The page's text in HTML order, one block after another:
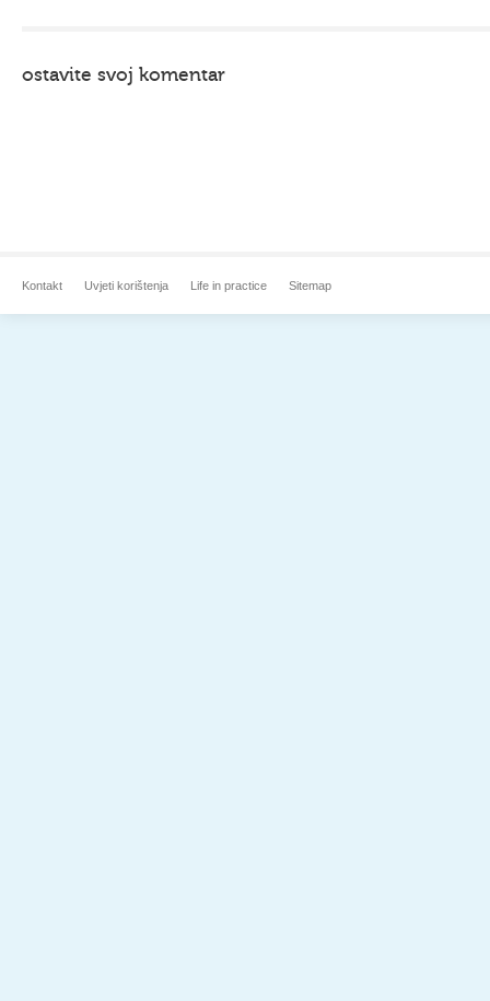
ostavite svoj komentar
Kontakt Uvjeti korištenja Life in practice Sitemap